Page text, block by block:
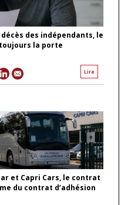
des indépendants, le
la porte
Lire
et Capri Cars, le contrat
du contrat d’adhésion